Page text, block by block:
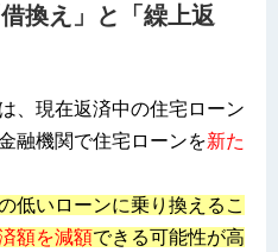
換え」と「繰上返
、現在返済中の住宅ローン
融機関で住宅ローンを新た
低いローンに乗り換えるこ
額を減額できる可能性が高